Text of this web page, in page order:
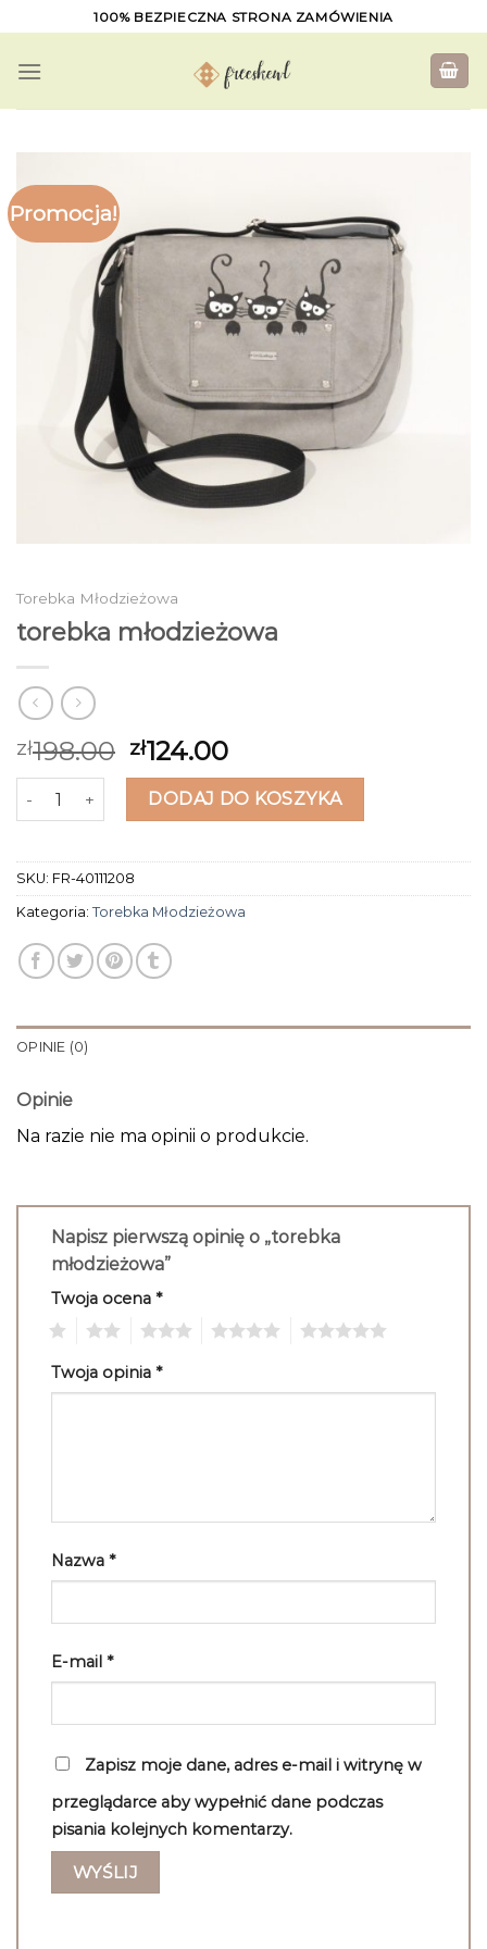
to
content
100% BEZPIECZNA STRONA ZAMÓWIENIA
Promocja!
Torebka Młodzieżowa
torebka młodzieżowa
zł198.00 zł124.00
ilość torebka młodzieżowaDODAJ DO KOSZYKA
SKU: FR-40111208
Kategoria: Torebka Młodzieżowa
OPINIE (0)
Opinie
Na razie nie ma opinii o produkcie.
Napisz pierwszą opinię o „torebka
młodzieżowa”
Twoja ocena *
Twoja opinia *
Nazwa *
E-mail *
Zapisz moje dane, adres e-mail i witrynę w
przeglądarce aby wypełnić dane podczas
pisania kolejnych komentarzy.